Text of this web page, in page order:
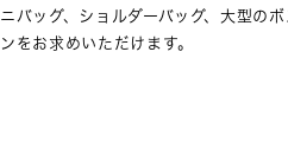
ニバッグ、ショルダーバッグ、大型の
ンをお求めいただけます。